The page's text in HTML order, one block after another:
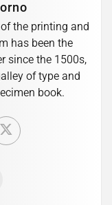
the printing and
has been the
since the 1500s,
of type and
book.